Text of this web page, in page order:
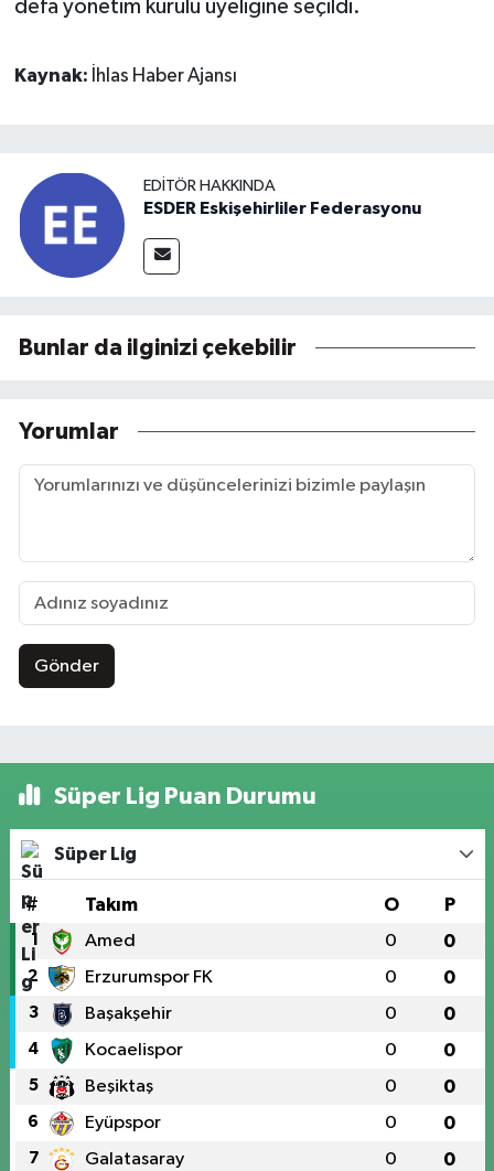
defa yönetim kurulu üyeliğine seçildi.
Kaynak: İhlas Haber Ajansı
EDITÖR HAKKINDA
ESDER Eskişehirliler Federasyonu
Bunlar da ilginizi çekebilir
Yorumlar
Gönder
Süper Lig Puan Durumu
Süper Lig
# Takım O P
1 Amed 0 0
2 Erzurumspor FK 0 0
3 Başakşehir 0 0
4 Kocaelispor 0 0
5 Beşiktaş 0 0
6 Eyüpspor 0 0
7 Galatasaray 0 0